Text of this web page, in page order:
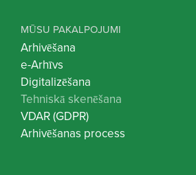
MŪSU PAKALPOJUMI
Arhivēšana
e-Arhīvs
Digitalizēšana
Tehniskā skenēšana
VDAR (GDPR)
Arhivēšanas process